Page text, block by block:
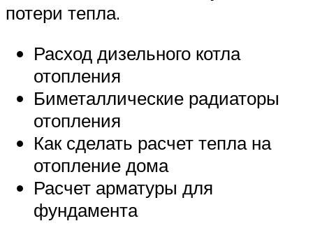
потери тепла.
Расход дизельного котла
отопления
Биметаллические радиаторы
отопления
Как сделать расчет тепла на
отопление дома
Расчет арматуры для
фундамента